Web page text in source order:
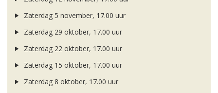
Zaterdag 5 november, 17.00 uur
Zaterdag 29 oktober, 17.00 uur
Zaterdag 22 oktober, 17.00 uur
Zaterdag 15 oktober, 17.00 uur
Zaterdag 8 oktober, 17.00 uur